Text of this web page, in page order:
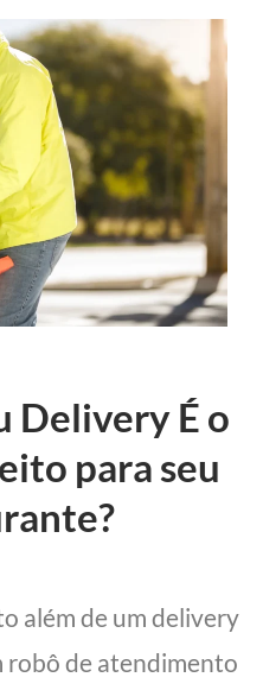
Delivery É o
para seu
além de um delivery
robô de atendimento